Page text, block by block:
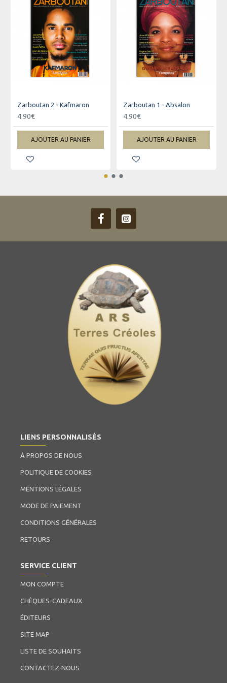
Zarboutan 2 - Kafmaron
4.90€
AJOUTER AU PANIER
Zarboutan 1 - Absalon
4.90€
AJOUTER AU PANIER
LIENS PERSONNALISÉS
À PROPOS DE NOUS
POLITIQUE DE COOKIES
MENTIONS LÉGALES
MODE DE PAIEMENT
CONDITIONS GÉNÉRALES
RETOURS
SERVICE CLIENT
MON COMPTE
CHÈQUES-CADEAUX
ÉDITEURS
SITE MAP
LISTE DE SOUHAITS
CONTACTEZ-NOUS